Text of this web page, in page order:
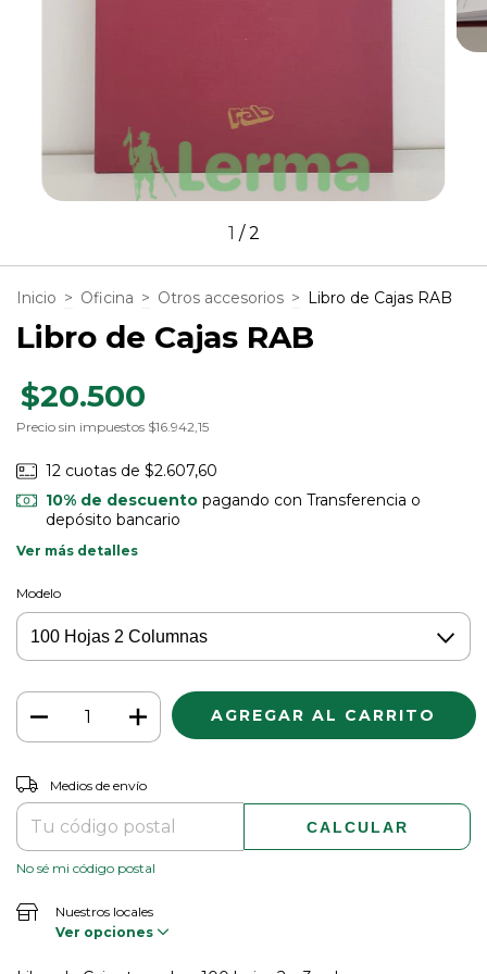
1 /2
Inicio > Oficina > Otros accesorios > Libro de Cajas RAB
Libro de Cajas RAB
$20.500
Precio sin impuestos $16.942,15
12 cuotas de $2.607,60
10% de descuentopagando con Transferencia o
depósito bancario
Ver más detalles
Modelo
Entregas para el CP:
Medios de envío
CALCULAR
No sé mi código postal
Nuestros locales
Ver opciones